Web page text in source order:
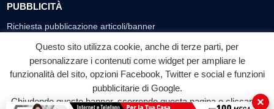
PUBBLICITÀ
Richiesta pubblicazione articoli/banner
SEGUICI SUI SOCIAL
f
Facebook
◎ ▶
YouTube
Questo sito utilizza cookie, anche di terze parti, per
personalizzare i contenuti come widget per ampliare le
funzionalità del sito, opzioni Facebook, Twitter e social e funzioni
pubblicitarie di Google.
Chiudendo questo banner, scorrendo questa pagina o cliccando
×